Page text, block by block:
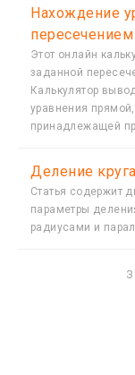
Нахождение
Этот онлайн
заданной
Калькулятор
уравнения
принадлежащей
Деление
Статья содержит
параметры
радиусами и